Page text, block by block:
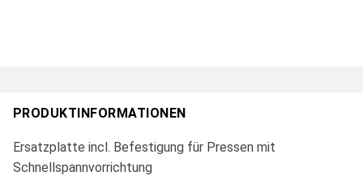
PRODUKTINFORMATIONEN
Ersatzplatte incl. Befestigung für Pressen mit
Schnellspannvorrichtung